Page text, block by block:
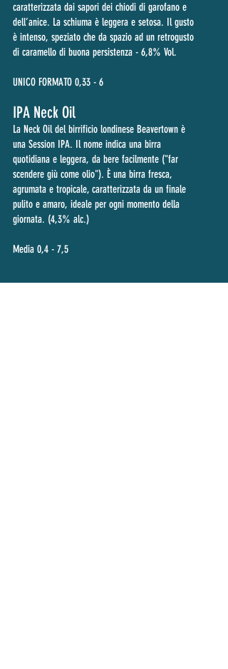
caratterizzata dai sapori dei chiodi di garofano e
dell’anice. La schiuma è leggera e setosa. Il gusto
è intenso, speziato che da spazio ad un retrogusto
di caramello di buona persistenza - 6,8% Vol.
UNICO FORMATO 0,33 - 6
IPA Neck Oil
La Neck Oil del birrificio londinese Beavertown è
una Session IPA. Il nome indica una birra
quotidiana e leggera, da bere facilmente ("far
scendere giù come olio"). È una birra fresca,
agrumata e tropicale, caratterizzata da un finale
pulito e amaro, ideale per ogni momento della
giornata. (4,3% alc.)
Media 0,4 - 7,5